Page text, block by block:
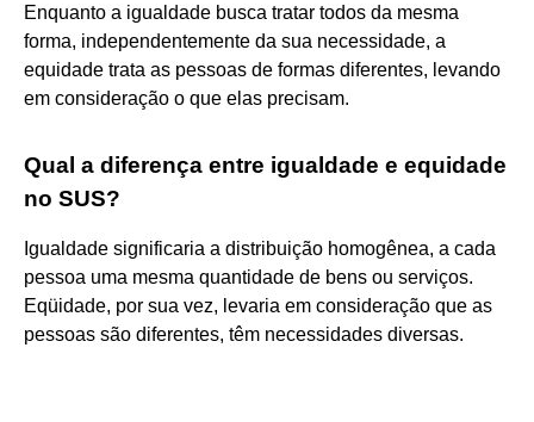
Enquanto a igualdade busca tratar todos da mesma
forma, independentemente da sua necessidade, a
equidade trata as pessoas de formas diferentes, levando
em consideração o que elas precisam.
Qual a diferença entre igualdade e equidade
no SUS?
Igualdade significaria a distribuição homogênea, a cada
pessoa uma mesma quantidade de bens ou serviços.
Eqüidade, por sua vez, levaria em consideração que as
pessoas são diferentes, têm necessidades diversas.